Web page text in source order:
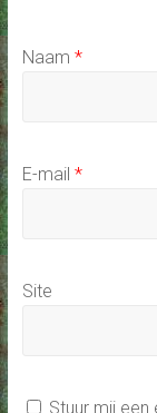
Naam *
E-mail *
Site
Stuur mij een